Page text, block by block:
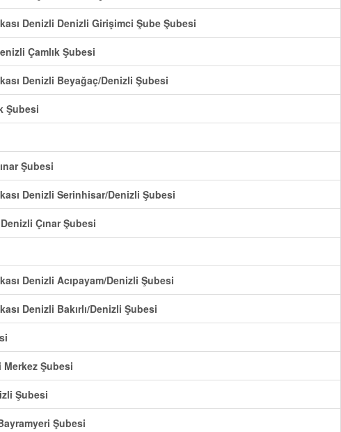
Denizli Denizli Girişimci Şube Şubesi
Çamlık Şubesi
Denizli Beyağaç/Denizli Şubesi
Şubesi
Şubesi
Denizli Serinhisar/Denizli Şubesi
Çınar Şubesi
Denizli Acıpayam/Denizli Şubesi
Denizli Bakırlı/Denizli Şubesi
Şubesi
Şubesi
Şubesi